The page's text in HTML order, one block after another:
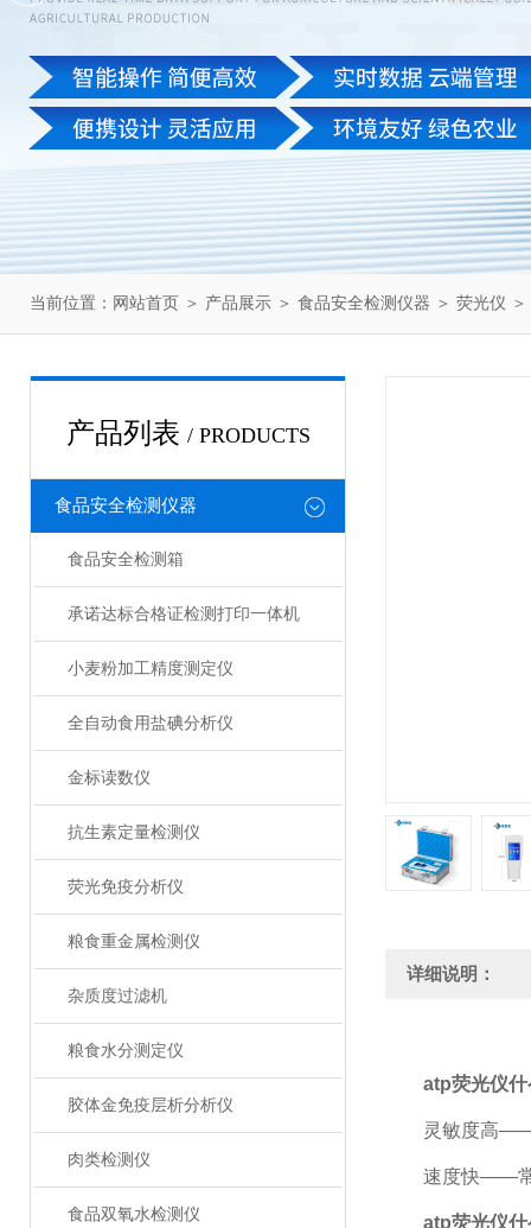
当前位置： 网站首页 ＞ 产品展示 ＞ 食品安全检测仪器 ＞ 荧光仪
产品列表 / PRODUCTS
食品安全检测仪器
食品安全检测箱
承诺达标合格证检测打印一体机
小麦粉加工精度测定仪
全自动食用盐碘分析仪
金标读数仪
抗生素定量检测仪
荧光免疫分析仪
粮食重金属检测仪
杂质度过滤机
粮食水分测定仪
胶体金免疫层析分析仪
肉类检测仪
食品双氧水检测仪
详细说明：
atp荧光仪
灵敏度高
速度快——常规
atp荧光仪